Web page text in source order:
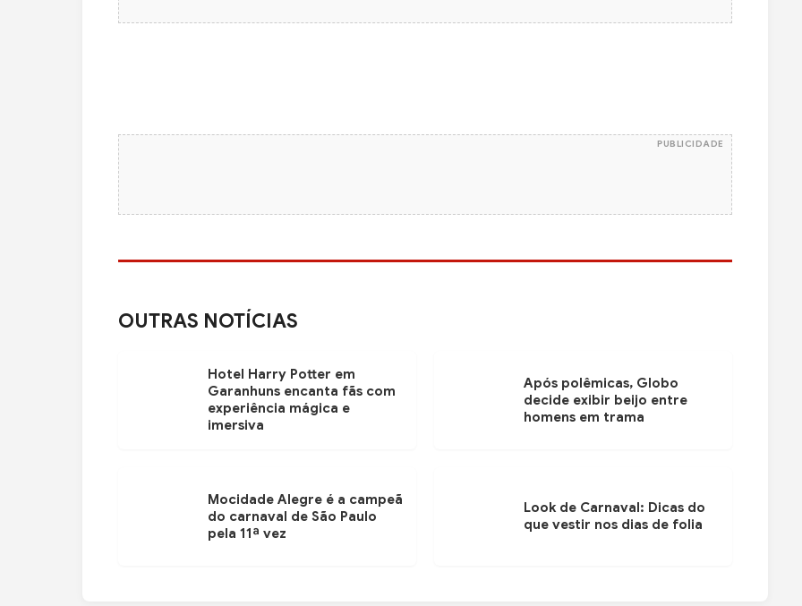
PUBLICIDADE
OUTRAS NOTÍCIAS
Hotel Harry Potter em
Garanhuns encanta fãs com
experiência mágica e
imersiva
Após polêmicas, Globo
decide exibir beijo entre
homens em trama
Mocidade Alegre é a campeã
do carnaval de São Paulo
pela 11ª vez
Look de Carnaval: Dicas do
que vestir nos dias de folia